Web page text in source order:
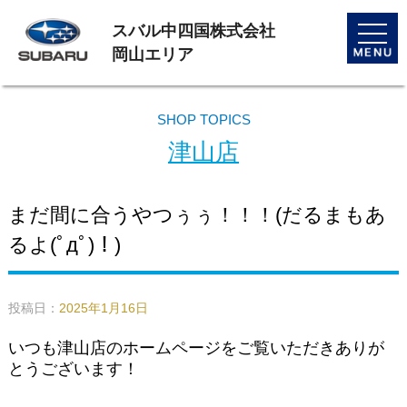
toggle
スバル中四国株式会社
岡山エリア
SHOP TOPICS
津山店
まだ間に合うやつぅぅ！！！(だるまもあ
るよ(ﾟдﾟ)！)
投稿日： 2025年1月16日
いつも津山店のホームページをご覧いただきありが
とうございます！